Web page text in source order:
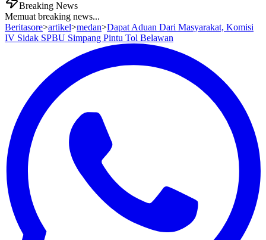
Breaking News
Memuat breaking news...
Beritasore>artikel>medan>Dapat Aduan Dari Masyarakat, Komisi
IV Sidak SPBU Simpang Pintu Tol Belawan